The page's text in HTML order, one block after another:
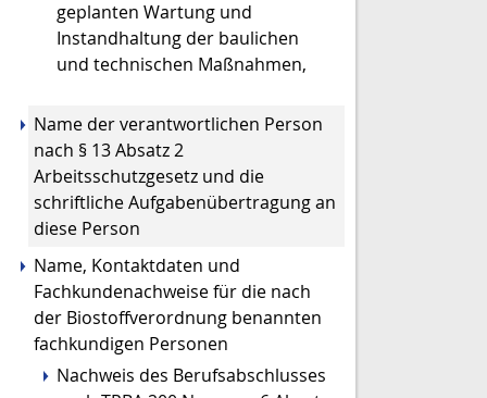
geplanten Wartung und
Instandhaltung der baulichen
und technischen Maßnahmen,
Name der verantwortlichen Person
nach § 13 Absatz 2
Arbeitsschutzgesetz und die
schriftliche Aufgabenübertragung an
diese Person
Name, Kontaktdaten und
Fachkundenachweise für die nach
der Biostoffverordnung benannten
fachkundigen Personen
Nachweis des Berufsabschlusses